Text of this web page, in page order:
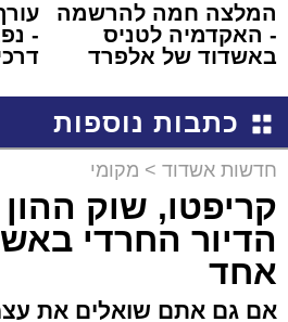
המלצה חמה להרשמה
- האקדמיה לטניס
באשדוד של אלפרד
-
כתבות נוספות
חדשות אשדוד > מקומי
קריפטו, שוק
הדיור החרדי
אחד
אם גם אתם שואלים את